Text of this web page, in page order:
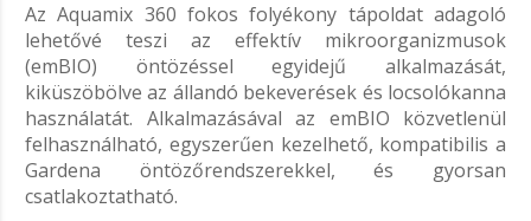
Az Aquamix 360 fokos folyékony tápoldat adagoló
lehetővé teszi az effektív mikroorganizmusok
(emBIO) öntözéssel egyidejű alkalmazását,
kiküszöbölve az állandó bekeverések és locsolókanna
használatát. Alkalmazásával az emBIO közvetlenül
felhasználható, egyszerűen kezelhető, kompatibilis a
Gardena öntözőrendszerekkel, és gyorsan
csatlakoztatható.